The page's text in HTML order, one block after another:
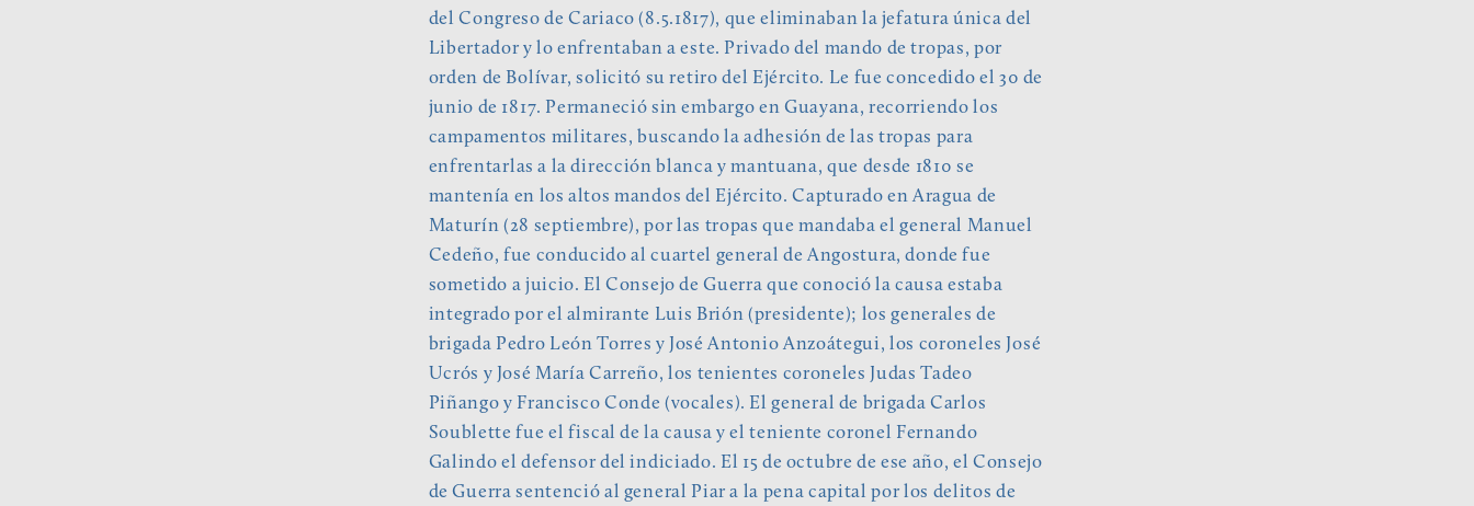
del Congreso de Cariaco (8.5.1817), que eliminaban la jefatura única del
Libertador y lo enfrentaban a este. Privado del mando de tropas, por
orden de Bolívar, solicitó su retiro del Ejército. Le fue concedido el 30 de
junio de 1817. Permaneció sin embargo en Guayana, recorriendo los
campamentos militares, buscando la adhesión de las tropas para
enfrentarlas a la dirección blanca y mantuana, que desde 1810 se
mantenía en los altos mandos del Ejército. Capturado en Aragua de
Maturín (28 septiembre), por las tropas que mandaba el general Manuel
Cedeño, fue conducido al cuartel general de Angostura, donde fue
sometido a juicio. El Consejo de Guerra que conoció la causa estaba
integrado por el almirante Luis Brión (presidente); los generales de
brigada Pedro León Torres y José Antonio Anzoátegui, los coroneles José
Ucrós y José María Carreño, los tenientes coroneles Judas Tadeo
Piñango y Francisco Conde (vocales). El general de brigada Carlos
Soublette fue el fiscal de la causa y el teniente coronel Fernando
Galindo el defensor del indiciado. El 15 de octubre de ese año, el Consejo
de Guerra sentenció al general Piar a la pena capital por los delitos de